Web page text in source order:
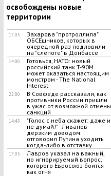
освобождены новые
территории
17:05
Захарова "протроллила"
ОБСЕшников, которых в
очередной раз подловили
на "слепоте" в Донбассе
14:00
Готовься, НАТО: новый
российский танк T-90M
может оказаться настоящим
монстром - The National
Interest
22:00
В Совфеде рассказали, как
противники России пришли
в ужас от возможной отмены
санкций
14:45
"Голос с неба скажет: даже и
не думай!" - Ливанов
дерзким доводом
отговорил Путина уходить
когда-либо в отставку
17:05
Лавров указал на важный,
но игнорируемый вопрос,
которого Евросоюз боится
как огня